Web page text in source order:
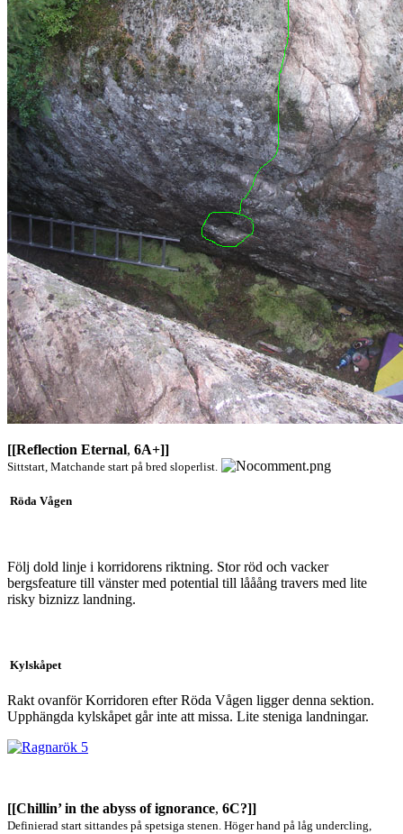
[[Reflection Eternal, 6A+]]
Sittstart, Matchande start på bred sloperlist.
Röda Vågen
Följ dold linje i korridorens riktning. Stor röd och vacker
bergsfeature till vänster med potential till lååång travers med lite
risky biznizz landning.
Kylskåpet
Rakt ovanför Korridoren efter Röda Vågen ligger denna sektion.
Upphängda kylskåpet går inte att missa. Lite steniga landningar.
[[Chillin’ in the abyss of ignorance, 6C?]]
Definierad start sittandes på spetsiga stenen. Höger hand på låg undercling,